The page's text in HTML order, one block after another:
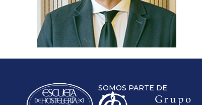
SOMOS PARTE DE